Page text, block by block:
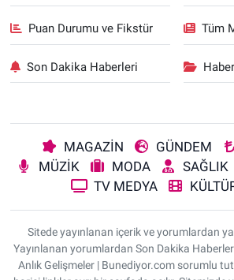
Puan Durumu ve Fikstür Tüm
Son Dakika Haberleri
MAGAZİN GÜNDEM
MÜZİK
MODA SAĞLIK
TV MEDYA
Sitede yayınlanan içerik ve yorumlardan
Yayınlanan yorumlardan Son Dakika
Anlık Gelişmeler | Bunediyor.com sorumlu